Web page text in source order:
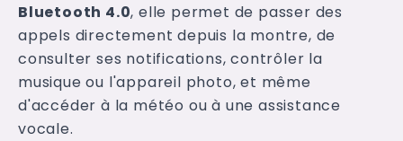
Bluetooth 4.0, elle permet de passer des
appels directement depuis la montre, de
consulter ses notifications, contrôler la
musique ou l'appareil photo, et même
d'accéder à la météo ou à une assistance
vocale.